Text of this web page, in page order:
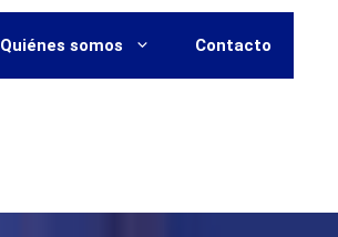
Quiénes somos Contacto